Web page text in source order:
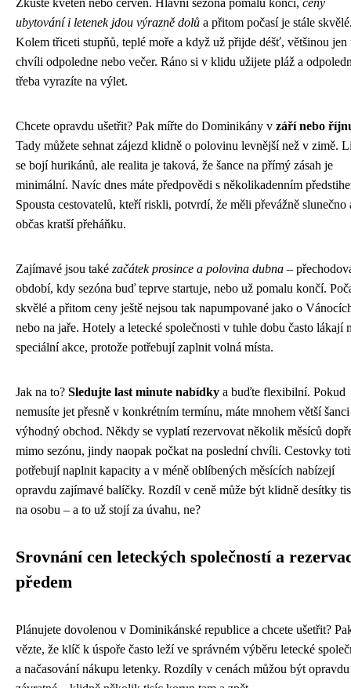
Zkuste květen nebo červen. Hlavní sezóna pomalu končí, ceny
ubytování i letenek jdou výrazně dolů a přitom počasí je stále
Kolem třiceti stupňů, teplé moře a když už přijde déšť, většinou jen
chvíli odpoledne nebo večer. Ráno si v klidu užijete pláž a
třeba vyrazíte na výlet.
Chcete opravdu ušetřit? Pak mířte do Dominikány v září nebo
Tady můžete sehnat zájezd klidně o polovinu levnější než v zimě.
se bojí hurikánů, ale realita je taková, že šance na přímý zásah je
minimální. Navíc dnes máte předpovědi s několikadenním
Spousta cestovatelů, kteří riskli, potvrdí, že měli převážně slunečno
občas kratší přeháňku.
Zajímavé jsou také začátek prosince a polovina dubna –
období, kdy sezóna buď teprve startuje, nebo už pomalu končí.
skvělé a přitom ceny ještě nejsou tak napumpované jako o
nebo na jaře. Hotely a letecké společnosti v tuhle dobu často lákají
speciální akce, protože potřebují zaplnit volná místa.
Jak na to? Sledujte last minute nabídky a buďte flexibilní. Pokud
nemusíte jet přesně v konkrétním termínu, máte mnohem větší
výhodný obchod. Někdy se vyplatí rezervovat několik měsíců
mimo sezónu, jindy naopak počkat na poslední chvíli. Cestovky
potřebují naplnit kapacity a v méně oblíbených měsících nabízejí
opravdu zajímavé balíčky. Rozdíl v ceně může být klidně desítky
na osobu – a to už stojí za úvahu, ne?
Srovnání cen leteckých společností a
předem
Plánujete dovolenou v Dominikánské republice a chcete ušetřit?
vězte, že klíč k úspoře často leží ve správném výběru letecké
a načasování nákupu letenky. Rozdíly v cenách můžou být opravdu